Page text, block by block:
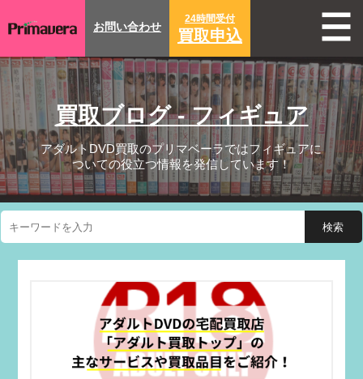
お問い合わせ
24時間受付
買取申込
買取ブログ - フィギュア
アダルトDVD買取のプリマベーラではフィギュアに
ついての役立つ情報を発信しています！